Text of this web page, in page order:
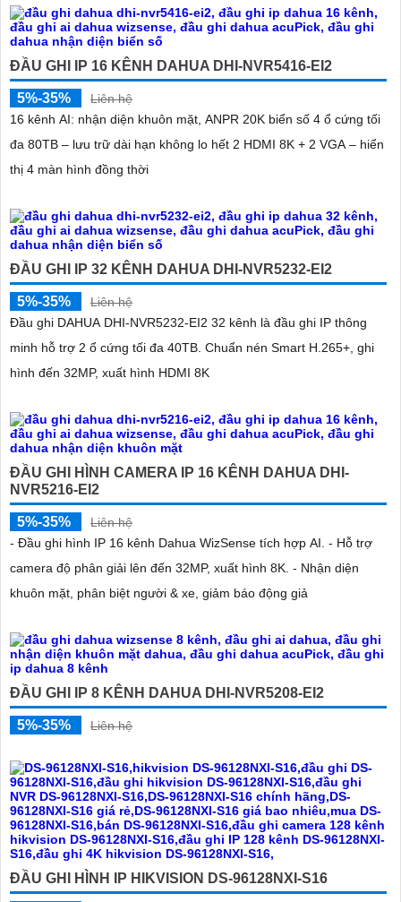
ĐẦU GHI IP 16 KÊNH DAHUA DHI-NVR5416-EI2
5%-35%
Liên hệ
16 kênh AI: nhận diện khuôn mặt, ANPR 20K biển số 4 ổ cứng tối
đa 80TB – lưu trữ dài hạn không lo hết 2 HDMI 8K + 2 VGA – hiển
thị 4 màn hình đồng thời
ĐẦU GHI IP 32 KÊNH DAHUA DHI-NVR5232-EI2
5%-35%
Liên hệ
Đầu ghi DAHUA DHI-NVR5232-EI2 32 kênh là đầu ghi IP thông
minh hỗ trợ 2 ổ cứng tối đa 40TB. Chuẩn nén Smart H.265+, ghi
hình đến 32MP, xuất hình HDMI 8K
ĐẦU GHI HÌNH CAMERA IP 16 KÊNH DAHUA DHI-
NVR5216-EI2
5%-35%
Liên hệ
- Đầu ghi hình IP 16 kênh Dahua WizSense tích hợp AI. - Hỗ trợ
camera độ phân giải lên đến 32MP, xuất hình 8K. - Nhận diện
khuôn mặt, phân biệt người & xe, giảm báo động giả
ĐẦU GHI IP 8 KÊNH DAHUA DHI-NVR5208-EI2
5%-35% Liên hệ
ĐẦU GHI HÌNH IP HIKVISION DS-96128NXI-S16